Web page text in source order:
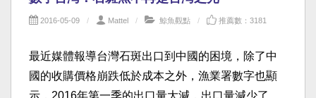
2016-05-09 Mattel 鯨魚觀點 推薦數：3181
最近媒體報導台灣石斑出口到中國的困境，除了中
國的收購價格崩跌低於成本之外，漁業署數字也顯
示，2016年第一季的出口量大減，出口量減少了